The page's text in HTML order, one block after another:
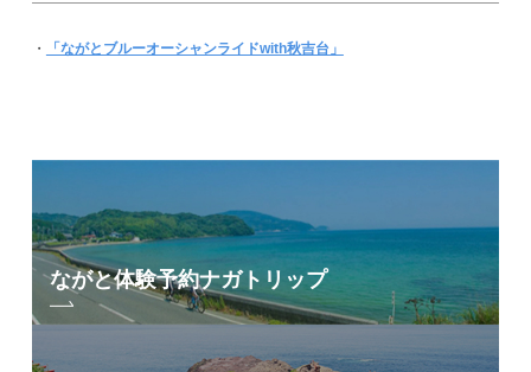
・ 「ながとブルーオーシャンライドwith秋吉台」
ながと体験予約ナガトリップ